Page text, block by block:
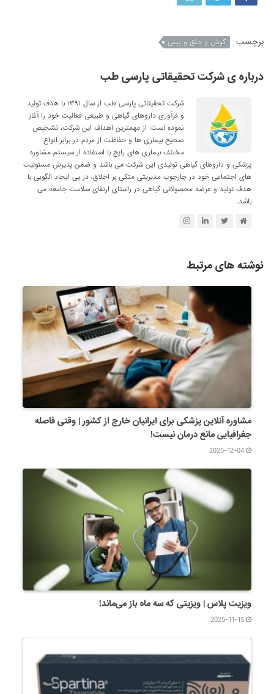
برچسب گوش و حلق و بینی
درباره ی شرکت تحقیقاتی پارسی طب
شرکت تحقیقاتی پارسی طب از سال ۱۳۹۱ با هدف تولید
و فرآوری داروهای گیاهی و طبیعی فعالیت خود را آغاز
نموده است. از مهمترین اهداف این شرکت، تشخیص
صحیح بیماری ها و حفاظت از مردم در برابر انواع
مختلف بیماری های رایج با استفاده از سیستم مشاوره
پزشکی و داروهای گیاهی تولیدی این شرکت می باشد و ضمن پذیرش مسئولیت
های اجتماعی خود در چارچوب مدیریتی متکی بر اخلاق، در پی ایجاد الگویی با
هدف تولید و عرضه محصولاتی گیاهی در راستای ارتقای سلامت جامعه می
باشد.
نوشته های مرتبط
مشاوره آنلاین پزشکی برای ایرانیان خارج از کشور | وقتی فاصله
جغرافیایی مانع درمان نیست!
2025-12-04
ویزیت پلاس | ویزیتی که سه ماه باز می‌ماند!
2025-11-15